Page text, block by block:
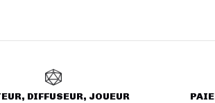
DIFFUSEUR, JOUEUR